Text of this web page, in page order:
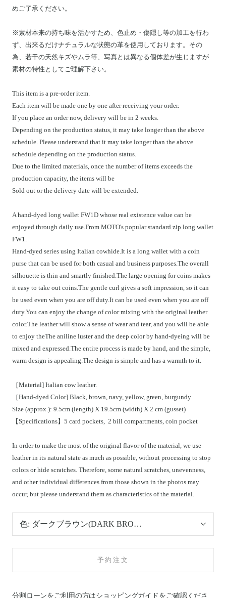
めご了承ください。
※素材本来の持ち味を活かすため、色止め・傷隠し等の加工を行わ
ず、出来るだけナチュラルな状態の革を使用しております。その
為、若干の天然キズやムラ等、写真とは異なる個体差が生じますが
素材の特性としてご理解下さい。
This item is a pre-order item.
Each item will be made one by one after receiving your order.
If you place an order now, delivery will be in 2 weeks.
Depending on the production status, it may take longer than the above
schedule. Please understand that it may take longer than the above
schedule depending on the production status.
Due to the limited materials, once the number of items exceeds the
production capacity, the items will be
Sold out or the delivery date will be extended.
A hand-dyed long wallet FW1D whose real existence value can be
enjoyed through daily use.From MOTO's popular standard zip long wallet
FW1.
Hand-dyed series using Italian cowhide.It is a long wallet with a coin
purse that can be used for both casual and business purposes.The overall
silhouette is thin and smartly finished.The large opening for coins makes
it easy to take out coins.The gentle curl gives a soft impression, so it can
be used even when you are off duty.It can be used even when you are off
duty.You can enjoy the change of color mixing with the original leather
color.The leather will show a sense of wear and tear, and you will be able
to enjoy theThe aniline luster and the deep color by hand-dyeing will be
mixed and expressed.The entire process is made by hand, and the simple,
warm design is appealing.The design is simple and has a warmth to it.
［Material] Italian cow leather.
［Hand-dyed Color] Black, brown, navy, yellow, green, burgundy
Size (approx.): 9.5cm (length) X 19.5cm (width) X 2 cm (gusset)
【Specifications】5 card pockets, 2 bill compartments, coin pocket
In order to make the most of the original flavor of the material, we use
leather in its natural state as much as possible, without processing to stop
colors or hide scratches. Therefore, some natural scratches, unevenness,
and other individual differences from those shown in the photos may
occur, but please understand them as characteristics of the material.
色: ダークブラウン(DARK BROWN)
予約注文
分割ローンをご利用の方はショッピングガイドをご確認くださ